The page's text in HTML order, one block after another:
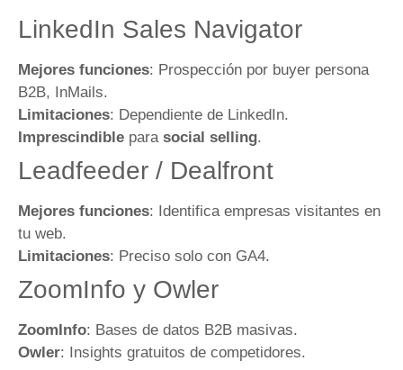
LinkedIn Sales Navigator
Mejores funciones: Prospección por buyer persona
B2B, InMails.
Limitaciones: Dependiente de LinkedIn.
Imprescindible para social selling.
Leadfeeder / Dealfront
Mejores funciones: Identifica empresas visitantes en
tu web.
Limitaciones: Preciso solo con GA4.
ZoomInfo y Owler
ZoomInfo: Bases de datos B2B masivas.
Owler: Insights gratuitos de competidores.